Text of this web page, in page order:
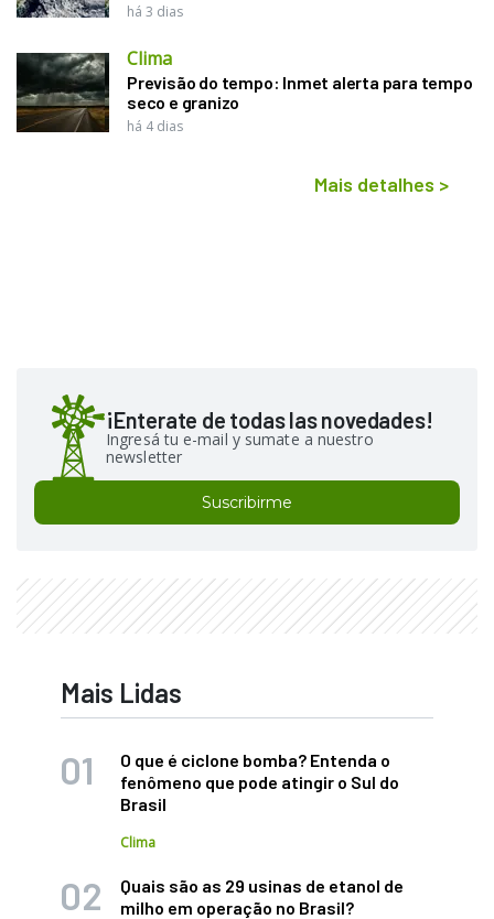
há 3 dias
Clima
Previsão do tempo: Inmet alerta para tempo
seco e granizo
há 4 dias
Mais detalhes >
¡Enterate de todas las novedades!
Ingresá tu e-mail y sumate a nuestro
newsletter
Suscribirme
Mais Lidas
O que é ciclone bomba? Entenda o
fenômeno que pode atingir o Sul do
Brasil
Clima
Quais são as 29 usinas de etanol de
milho em operação no Brasil?